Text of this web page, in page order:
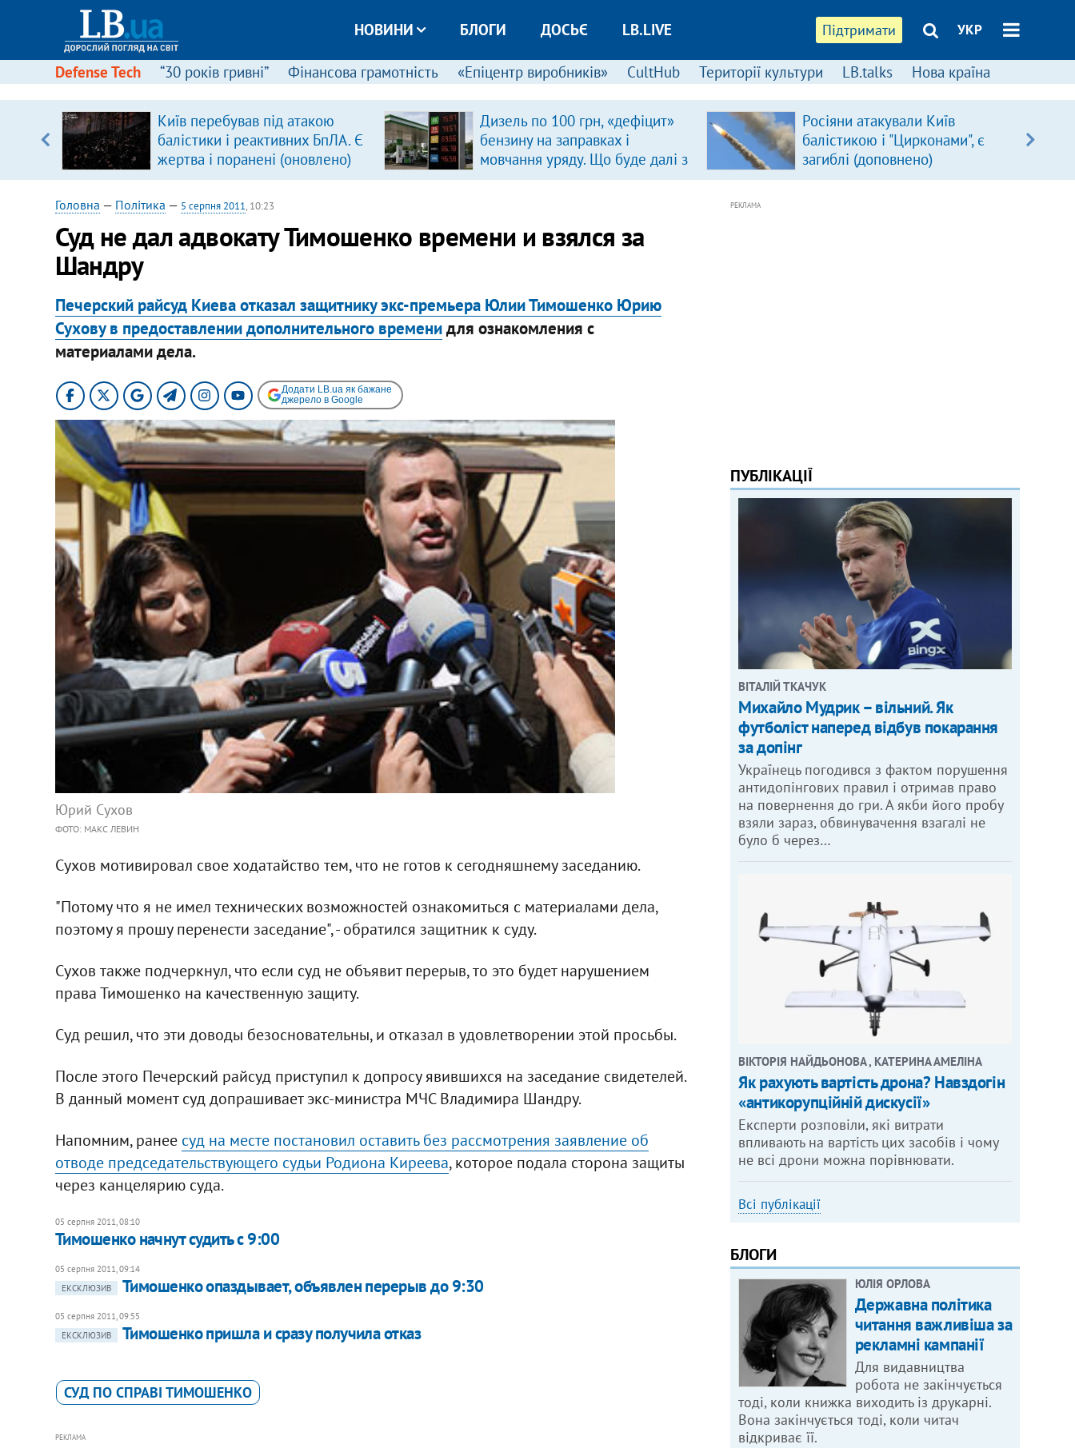
Підтримати УКР
НОВИНИ БЛОГИ ДОСЬЄ LB.LIVE
Defense Tech “30 років гривні” Фінансова грамотність «Епіцентр виробників» CultHub Території культури LB.talks Нова країна
Київ перебував під атакою
балістики і реактивних БпЛА. Є
жертва і поранені (оновлено)
Дизель по 100 грн, «дефіцит»
бензину на заправках і
мовчання уряду. Що буде далі з
цінами на пальне?
Росіяни атакували Київ
балістикою і "Цирконами", є
загиблі (доповнено)
Головна — Політика — 5 серпня 2011, 10:23
Суд не дал адвокату Тимошенко времени и взялся за
Шандру
Печерский райсуд Киева отказал защитнику экс-премьера Юлии Тимошенко Юрию
Сухову в предоставлении дополнительного временидля ознакомления с
материалами дела.
Додати LB.ua як бажане
джерело в Google
Юрий Сухов
ФОТО: МАКС ЛЕВИН
Сухов мотивировал свое ходатайство тем, что не готов к сегодняшнему заседанию.
"Потому что я не имел технических возможностей ознакомиться с материалами дела,
поэтому я прошу перенести заседание", - обратился защитник к суду.
Сухов также подчеркнул, что если суд не объявит перерыв, то это будет нарушением
права Тимошенко на качественную защиту.
Суд решил, что эти доводы безосновательны, и отказал в удовлетворении этой просьбы.
После этого Печерский райсуд приступил к допросу явившихся на заседание свидетелей.
В данный момент суд допрашивает экс-министра МЧС Владимира Шандру.
Напомним, ранее суд на месте постановил оставить без рассмотрения заявление об
отводе председательствующего судьи Родиона Киреева, которое подала сторона защиты
через канцелярию суда.
05 серпня 2011, 08:10
Тимошенко начнут судить с 9:00
05 серпня 2011, 09:14
ЕКСКЛЮЗИВ
Тимошенко опаздывает, объявлен перерыв до 9:30
05 серпня 2011, 09:55
ЕКСКЛЮЗИВ
Тимошенко пришла и сразу получила отказ
СУД ПО СПРАВІ ТИМОШЕНКО
РЕКЛАМА
РЕКЛАМА
ПУБЛІКАЦІЇ
ВІТАЛІЙ ТКАЧУК
Михайло Мудрик – вільний. Як
футболіст наперед відбув покарання
за допінг
Українець погодився з фактом порушення
антидопінгових правил і отримав право
на повернення до гри. А якби його пробу
взяли зараз, обвинувачення взагалі не
було б через…
ВІКТОРІЯ НАЙДЬОНОВА , КАТЕРИНА АМЕЛІНА
Як рахують вартість дрона? Навздогін
«антикорупційній дискусії»
Експерти розповіли, які витрати
впливають на вартість цих засобів і чому
не всі дрони можна порівнювати.
Всі публікації
БЛОГИ
ЮЛІЯ ОРЛОВА
Державна політика
читання важливіша за
рекламні кампанії
Для видавництва
робота не закінчується
тоді, коли книжка виходить із друкарні.
Вона закінчується тоді, коли читач
відкриває її.